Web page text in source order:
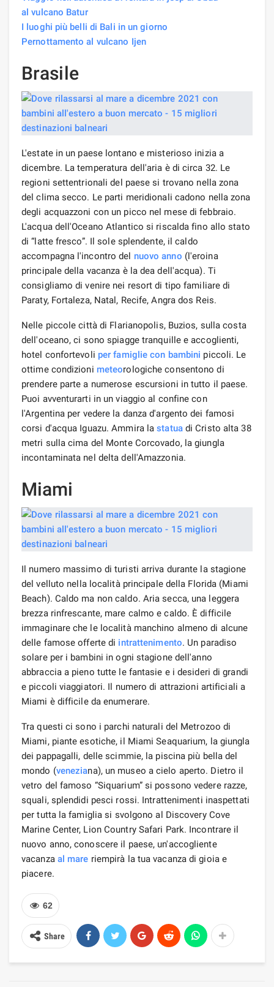
al vulcano Batur
I luoghi più belli di Bali in un giorno
Pernottamento al vulcano Ijen
Brasile
L'estate in un paese lontano e misterioso inizia a
dicembre. La temperatura dell'aria è di circa 32. Le
regioni settentrionali del paese si trovano nella zona
del clima secco. Le parti meridionali cadono nella zona
degli acquazzoni con un picco nel mese di febbraio.
L'acqua dell'Oceano Atlantico si riscalda fino allo stato
di “latte fresco”. Il sole splendente, il caldo
accompagna l'incontro del nuovo anno (l'eroina
principale della vacanza è la dea dell'acqua). Ti
consigliamo di venire nei resort di tipo familiare di
Paraty, Fortaleza, Natal, Recife, Angra dos Reis.
Nelle piccole città di Flarianopolis, Buzios, sulla costa
dell'oceano, ci sono spiagge tranquille e accoglienti,
hotel confortevoli per famiglie con bambini piccoli. Le
ottime condizioni meteorologiche consentono di
prendere parte a numerose escursioni in tutto il paese.
Puoi avventurarti in un viaggio al confine con
l'Argentina per vedere la danza d'argento dei famosi
corsi d'acqua Iguazu. Ammira lastatuadi Cristo alta 38
metri sulla cima del Monte Corcovado, la giungla
incontaminata nel delta dell'Amazzonia.
Miami
Il numero massimo di turisti arriva durante la stagione
del velluto nella località principale della Florida (Miami
Beach). Caldo ma non caldo. Aria secca, una leggera
brezza rinfrescante, mare calmo e caldo. È difficile
immaginare che le località manchino almeno di alcune
delle famose offerte di intrattenimento. Un paradiso
solare per i bambini in ogni stagione dell'anno
abbraccia a pieno tutte le fantasie e i desideri di grandi
e piccoli viaggiatori. Il numero di attrazioni artificiali a
Miami è difficile da enumerare.
Tra questi ci sono i parchi naturali del Metrozoo di
Miami, piante esotiche, il Miami Seaquarium, la giungla
dei pappagalli, delle scimmie, la piscina più bella del
mondo (veneziana), un museo a cielo aperto. Dietro il
vetro del famoso “Siquarium” si possono vedere razze,
squali, splendidi pesci rossi. Intrattenimenti inaspettati
per tutta la famiglia si svolgono al Discovery Cove
Marine Center, Lion Country Safari Park. Incontrare il
nuovo anno, conoscere il paese, un'accogliente
vacanza al mare riempirà la tua vacanza di gioia e
piacere.
62
Share